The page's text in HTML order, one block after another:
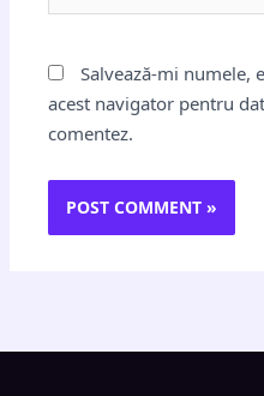
Salvează-mi numele,
acest navigator pentru
comentez.